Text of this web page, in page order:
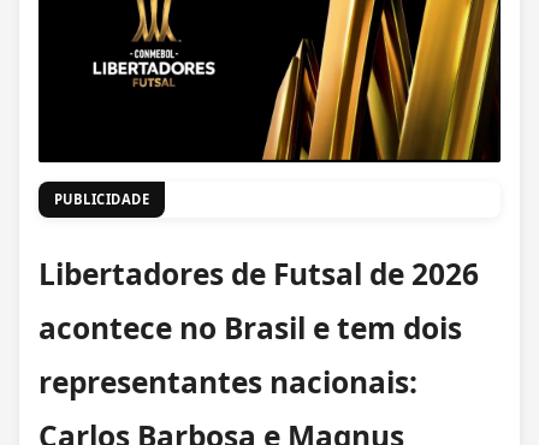
PUBLICIDADE
Libertadores de Futsal de 2026
acontece no Brasil e tem dois
representantes nacionais:
Carlos Barbosa e Magnus